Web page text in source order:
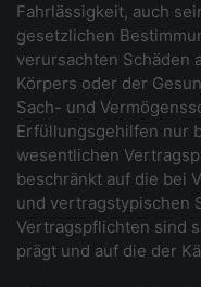
Fahrlässigkeit, auch
gesetzlichen
verursachten Schäden
Körpers oder der
Sach- und
Erfüllungsgehilfen nur
wesentlichen
beschränkt auf die bei
und vertragstypischen
Vertragspflichten sind
prägt und auf die der